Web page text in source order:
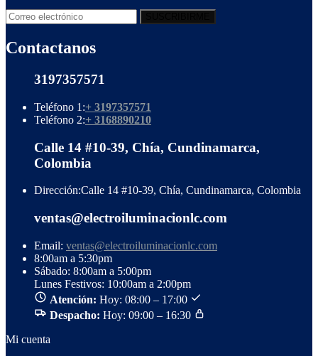
Contactanos
3197357571
Teléfono 1:+ 3197357571
Teléfono 2:+ 3168890210
Calle 14 #10-39, Chía, Cundinamarca,
Colombia
Dirección:Calle 14 #10-39, Chía, Cundinamarca, Colombia
ventas@electroiluminacionlc.com
Email: ventas@electroiluminacionlc.com
8:00am a 5:30pm
Sábado: 8:00am a 5:00pm
Lunes Festivos: 10:00am a 2:00pm
Atención: Hoy: 08:00 – 17:00
Despacho: Hoy: 09:00 – 16:30
Mi cuenta